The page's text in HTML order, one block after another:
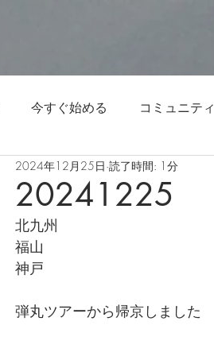
今すぐ始める コミュニティ
20241225
2024年12月25日 読了時間: 1分
北九州
福山
神戸
弾丸ツアーから帰京しました